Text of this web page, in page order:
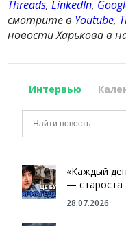
Threads,LinkedIn,
смотрите в Youtube,
новости Харькова в
Интервью
«Каждый
— староста
28.07.2026